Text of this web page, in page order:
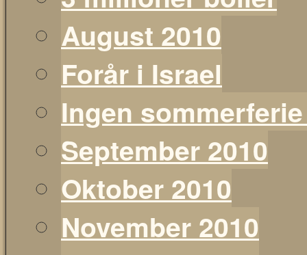
August 2010
Forår i Israel
Ingen
September 2010
Oktober 2010
November 2010